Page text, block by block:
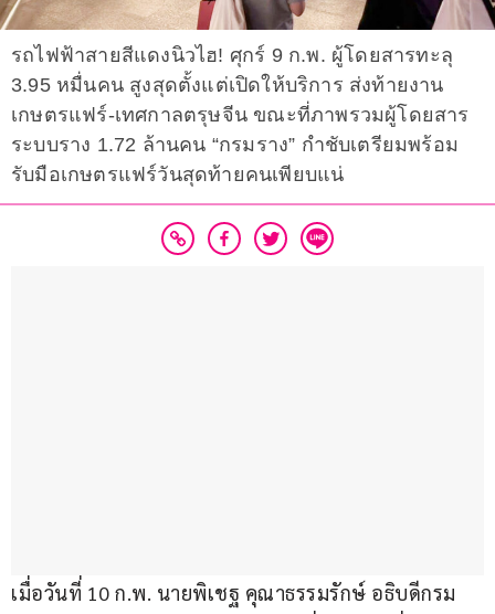
รถไฟฟ้าสายสีแดงนิวไฮ! ศุกร์ 9 ก.พ. ผู้โดยสารทะลุ
3.95 หมื่นคน สูงสุดตั้งแต่เปิดให้บริการ ส่งท้ายงาน
เกษตรแฟร์-เทศกาลตรุษจีน ขณะที่ภาพรวมผู้โดยสาร
ระบบราง 1.72 ล้านคน “กรมราง” กำชับเตรียมพร้อม
รับมือเกษตรแฟร์วันสุดท้ายคนเพียบแน่
เมื่อวันที่ 10 ก.พ. นายพิเชฐ คุณาธรรมรักษ์ อธิบดีกรม